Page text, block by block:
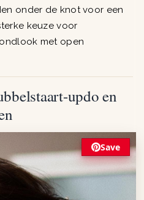
onder de knot voor een
keuze voor
met open
updo en
Save